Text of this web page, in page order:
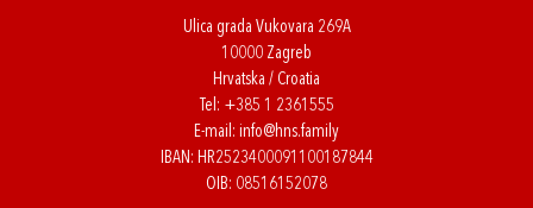
Ulica grada Vukovara 269A
10000 Zagreb
Hrvatska / Croatia
Tel: +385 1 2361555
E-mail: info@hns.family
IBAN: HR2523400091100187844
OIB: 08516152078